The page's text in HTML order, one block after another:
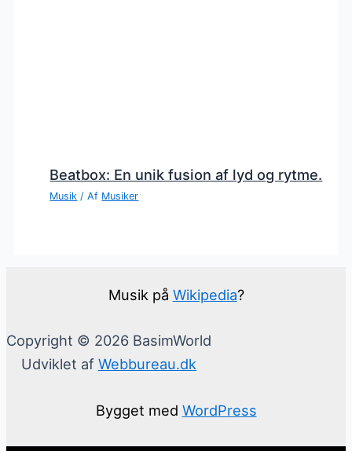
Beatbox: En unik fusion af lyd og rytme.
Musik / Af Musiker
Musik på Wikipedia?
Copyright © 2026 BasimWorld
Udviklet af Webbureau.dk
Bygget med WordPress